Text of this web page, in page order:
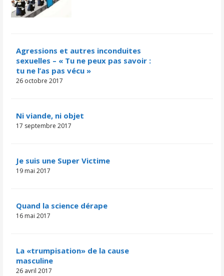
Agressions et autres inconduites
sexuelles – « Tu ne peux pas savoir :
tu ne l’as pas vécu »
26 octobre 2017
Ni viande, ni objet
17 septembre 2017
Je suis une Super Victime
19 mai 2017
Quand la science dérape
16 mai 2017
La «trumpisation» de la cause
masculine
26 avril 2017